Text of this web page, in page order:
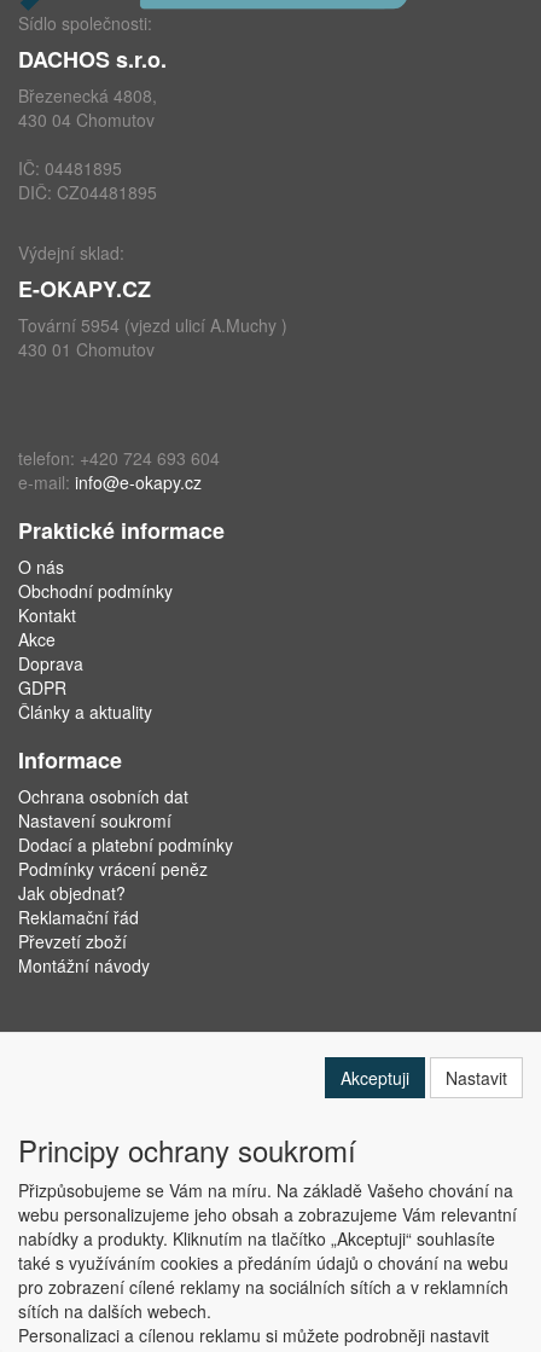
Sídlo společnosti:
DACHOS s.r.o.
Březenecká 4808,
430 04 Chomutov
IČ: 04481895
DIČ: CZ04481895
Výdejní sklad:
E-OKAPY.CZ
Tovární 5954 (vjezd ulicí A.Muchy )
430 01 Chomutov
telefon: +420 724 693 604
e-mail: info@e-okapy.cz
Praktické informace
O nás
Obchodní podmínky
Kontakt
Akce
Doprava
GDPR
Články a aktuality
Informace
Ochrana osobních dat
Nastavení soukromí
Dodací a platební podmínky
Podmínky vrácení peněz
Jak objednat?
Reklamační řád
Převzetí zboží
Montážní návody
Copyright © ABRA Software a.s. 2019
Akceptuji Nastavit
Principy ochrany soukromí
Přizpůsobujeme se Vám na míru. Na základě Vašeho chování na
webu personalizujeme jeho obsah a zobrazujeme Vám relevantní
nabídky a produkty. Kliknutím na tlačítko „Akceptuji“ souhlasíte
také s využíváním cookies a předáním údajů o chování na webu
pro zobrazení cílené reklamy na sociálních sítích a v reklamních
sítích na dalších webech.
Personalizaci a cílenou reklamu si můžete podrobněji nastavit